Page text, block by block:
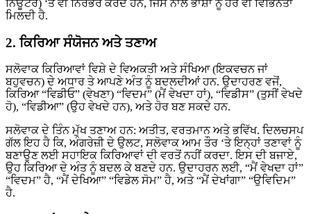
ਨਿਊਟਰ) ‘ਤੇ ਵੀ ਨਿਰਭਰ ਕਰਦੇ ਹਨ, ਜਿਸ ਨਾਲ ਭਾਸ਼ਾ ਨੂੰ ਹੋਰ ਵੀ ਵਿਭਿੰਨਤਾ
ਮਿਲਦੀ ਹੈ.
2. ਕਿਰਿਆ ਸੰਯੋਜਨ ਅਤੇ ਤਣਾਅ
ਸਲੋਵਾਕ ਕਿਰਿਆਵਾਂ ਵਿਸ਼ੇ ਦੇ ਵਿਅਕਤੀ ਅਤੇ ਸੰਖਿਆ (ਇਕਵਚਨ ਜਾਂ
ਬਹੁਵਚਨ) ਦੇ ਅਧਾਰ ਤੇ ਆਪਣੇ ਅੰਤ ਨੂੰ ਬਦਲਦੀਆਂ ਹਨ. ਉਦਾਹਰਣ ਵਜੋਂ,
ਕਿਰਿਆ “ਵਿਡੀਓ” (ਵੇਖਣਾ) “ਵਿਦਮ” (ਮੈਂ ਵੇਖਦਾ ਹਾਂ), “ਵਿਡੀਸ” (ਤੁਸੀਂ ਵੇਖਦੇ
ਹੋ), “ਵਿਡੀਆ” (ਉਹ ਵੇਖਦੇ ਹਨ), ਅਤੇ ਹੋਰ ਬਣ ਸਕਦੇ ਹਨ.
ਸਲੋਵਾਕ ਦੇ ਤਿੰਨ ਮੁੱਖ ਤਣਾਅ ਹਨ: ਅਤੀਤ, ਵਰਤਮਾਨ ਅਤੇ ਭਵਿੱਖ. ਦਿਲਚਸਪ
ਗੱਲ ਇਹ ਹੈ ਕਿ, ਅੰਗਰੇਜ਼ੀ ਦੇ ਉਲਟ, ਸਲੋਵਾਕ ਆਮ ਤੌਰ ‘ਤੇ ਇਨ੍ਹਾਂ ਤਣਾਵਾਂ ਨੂੰ
ਬਣਾਉਣ ਲਈ ਸਹਾਇਕ ਕਿਰਿਆਵਾਂ ਦੀ ਵਰਤੋਂ ਨਹੀਂ ਕਰਦਾ. ਇਸ ਦੀ ਬਜਾਏ,
ਉਹ ਕਿਰਿਆ ਦੇ ਅੰਤ ਨੂੰ ਬਦਲ ਕੇ ਬਣਦੇ ਹਨ. ਉਦਾਹਰਨ ਲਈ, “ਮੈਂ ਵੇਖਦਾ ਹਾਂ”
“ਵਿਦਮ” ਹੈ, “ਮੈਂ ਦੇਖਿਆ” “ਵਿਡੇਲ ਸੋਮ” ਹੈ, ਅਤੇ “ਮੈਂ ਦੇਖਾਂਗਾ” “ਉਵਿਦਿਮ”
ਹੈ.